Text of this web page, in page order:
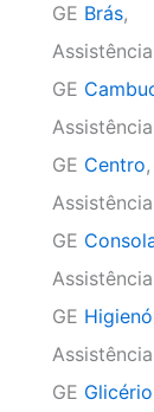
GE Brás,
GE
GE Centro,
GE
GE
GE Glicério